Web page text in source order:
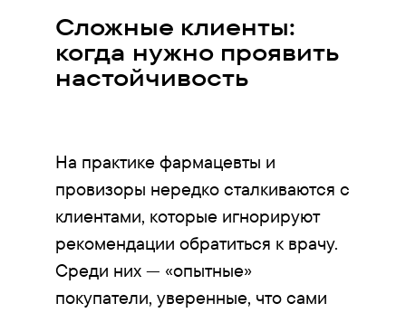
Сложные клиенты:
когда нужно проявить
настойчивость
На практике фармацевты и
провизоры нередко сталкиваются с
клиентами, которые игнорируют
рекомендации обратиться к врачу.
Среди них — «опытные»
покупатели, уверенные, что сами